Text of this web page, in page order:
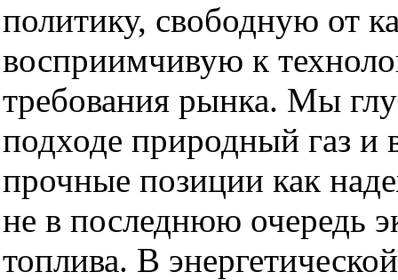
политику, свободную от
восприимчивую к
требования рынка. Мы
подходе природный газ и
прочные позиции как
не в последнюю очередь
топлива. В